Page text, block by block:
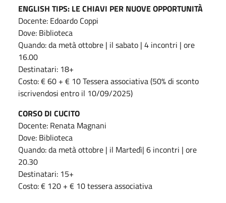
ENGLISH TIPS: LE CHIAVI PER NUOVE OPPORTUNITÀ
Docente: Edoardo Coppi
Dove: Biblioteca
Quando: da metà ottobre | il sabato | 4 incontri | ore
16.00
Destinatari: 18+
Costo: € 60 + € 10 Tessera associativa (50% di sconto
iscrivendosi entro il 10/09/2025)
CORSO DI CUCITO
Docente: Renata Magnani
Dove: Biblioteca
Quando: da metà ottobre | il Martedì| 6 incontri | ore
20.30
Destinatari: 15+
Costo: € 120 + € 10 tessera associativa